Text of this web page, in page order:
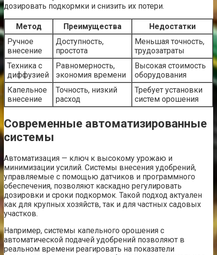
дозировать подкормки и снизить их потери.
Метод Преимущества
Недостатки
Ручное
внесение
Доступность,
простота
Меньшая точность,
трудозатраты
Техника с
диффузией
Равномерность,
экономия времени
Высокая стоимость
оборудования
Капельное
внесение
Точность, низкий
расход
Требует установки
систем орошения
Современные автоматизированные
системы
Автоматизация — ключ к высокому урожаю и
минимизации усилий. Системы внесения удобрений,
управляемые с помощью датчиков и программного
обеспечения, позволяют каскадно регулировать
дозировки и сроки подкормок. Такой подход актуален
как для крупных хозяйств, так и для частных садовых
участков.
Например, системы капельного орошения с
автоматической подачей удобрений позволяют в
реальном времени реагировать на показатели